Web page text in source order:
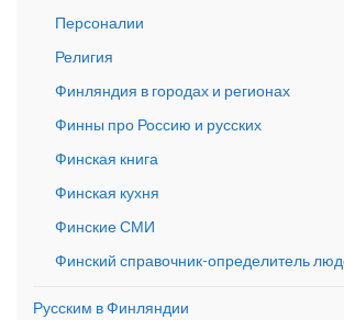
Персоналии
Религия
Финляндия в городах и регионах
Финны про Россию и русских
Финская книга
Финская кухня
Финские СМИ
Финский справочник-определитель
Русским в Финляндии